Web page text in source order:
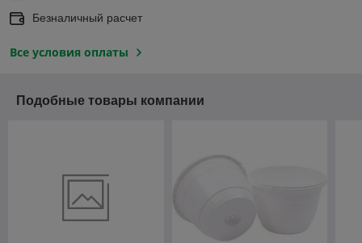
Безналичный расчет
Все условия оплаты
Подобные товары компании